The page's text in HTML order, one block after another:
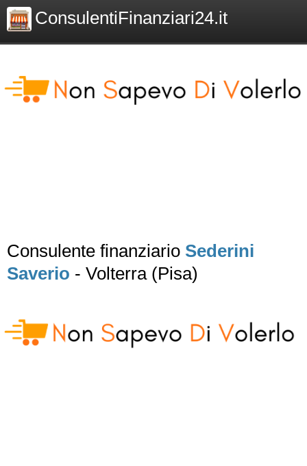
ConsulentiFinanziari24.it
Consulente finanziario Sederini
Saverio - Volterra (Pisa)